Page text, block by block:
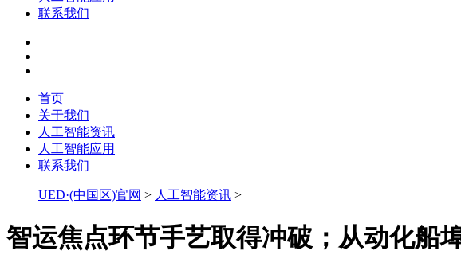
联系我们
首页
关于我们
人工智能资讯
人工智能应用
联系我们
UED·(中国区)官网 > 人工智能资讯 >
智运焦点环节手艺取得冲破；从动化船